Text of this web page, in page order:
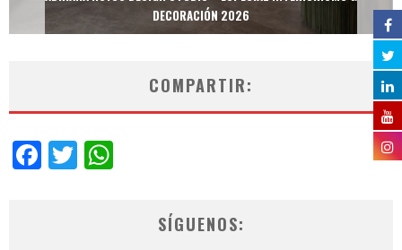
DECORACIÓN 2026
COMPARTIR:
Facebook
Twitter
SÍGUENOS: